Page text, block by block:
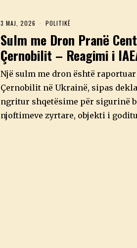
3 MAJ, 2026
A
J
,
2
0
2
6
POLITIKË
Sulm me Dron Pranë
Çernobilit – Reagimi i
Një sulm me dron është
Çernobilit në Ukrainë, sipas
ngritur shqetësime për sigurinë
njoftimeve zyrtare, objekti i